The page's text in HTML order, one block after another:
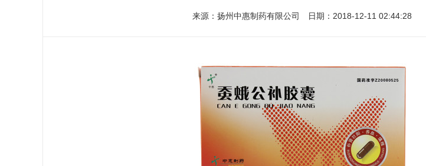
来源： 扬州中惠制药有限公司 日期：2018-12-11 02:44:28